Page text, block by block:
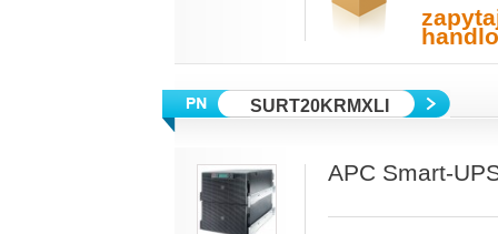
SURT20KRMXLI
APC Smart-